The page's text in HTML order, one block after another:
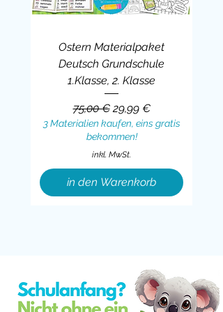
Ostern Materialpaket
Deutsch Grundschule
1.Klasse, 2. Klasse
Standardpreis
75,00 € Sale-Preis
29,99 €
3 Materialien kaufen, eins gratis
bekommen!
inkl. MwSt.
in den Warenkorb